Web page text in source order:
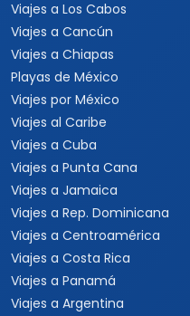
Viajes a Los Cabos
Viajes a Cancún
Viajes a Chiapas
Playas de México
Viajes por México
Viajes al Caribe
Viajes a Cuba
Viajes a Punta Cana
Viajes a Jamaica
Viajes a Rep. Dominicana
Viajes a Centroamérica
Viajes a Costa Rica
Viajes a Panamá
Viajes a Argentina